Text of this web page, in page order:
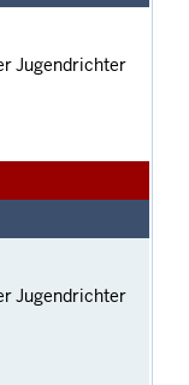
Jugendrichter
Jugendrichter